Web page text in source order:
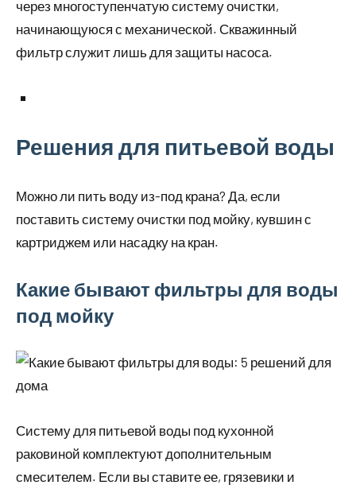
через многоступенчатую систему очистки,
начинающуюся с механической. Скважинный
фильтр служит лишь для защиты насоса.
Решения для питьевой воды
Можно ли пить воду из-под крана? Да, если
поставить систему очистки под мойку, кувшин с
картриджем или насадку на кран.
Какие бывают фильтры для воды
под мойку
Систему для питьевой воды под кухонной
раковиной комплектуют дополнительным
смесителем. Если вы ставите ее, грязевики и